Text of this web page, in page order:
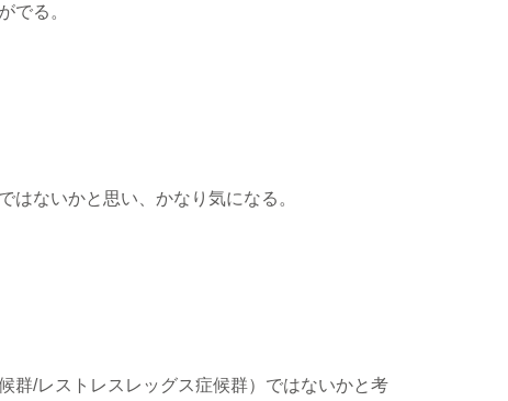
でる。
はないかと思い、かなり気になる。
群/レストレスレッグス症候群）ではないかと考